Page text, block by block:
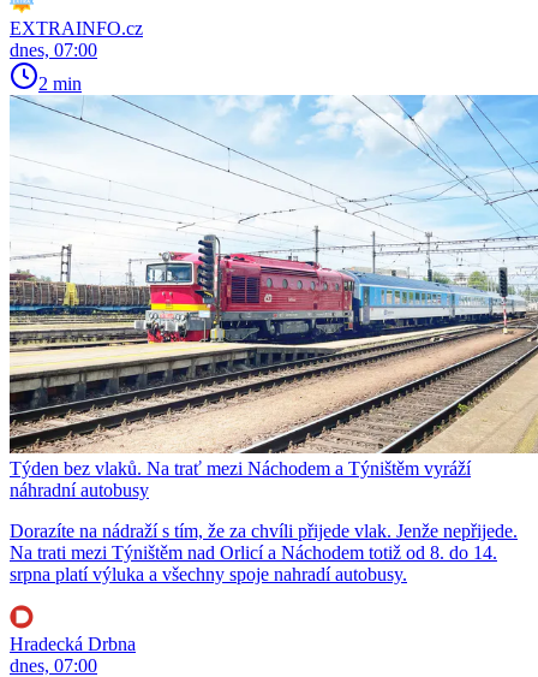
EXTRAINFO.cz
dnes, 07:00
2 min
Týden bez vlaků. Na trať mezi Náchodem a Týništěm vyráží
náhradní autobusy
Dorazíte na nádraží s tím, že za chvíli přijede vlak. Jenže nepřijede.
Na trati mezi Týništěm nad Orlicí a Náchodem totiž od 8. do 14.
srpna platí výluka a všechny spoje nahradí autobusy.
Hradecká Drbna
dnes, 07:00